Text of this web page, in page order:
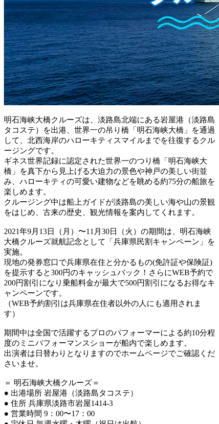
明石海峡大橋クルーズは、淡路島北端にある岩屋港（淡路島
タコステ）を出港、世界一の吊り橋「明石海峡大橋」を通過
して、北西海岸のハローキティスマイルまでを往復するクル
ージングです。
ギネス世界記録に認定された世界一のつり橋「明石海峡大
橋」を真下から見上げる大迫力の景色や神戸の美しい街並
み、ハローキティの可愛い建物などを眺める約75分の船旅を
楽しめます。
クルージング中は船上ガイドが淡路島の美しい海や山の景観
をはじめ、古来の歴史、観光情報を案内してくれます。
2021年9月13日（月）〜11月30日（火）の期間は、明石海峡
大橋クルーズ就航記念として「兵庫県民割キャンペーン」を
実施。
現地の発券窓口で兵庫県在住と分かるもの(免許証や保険証)
を提示すると300円のキャッシュバック！さらにWEB予約で
200円割引になり乗船料金が最大で500円割引になるお得なキ
ャンペーンです。
（WEB予約割引は兵庫県在住者以外の人にも適用されま
す）
期間中は全国で活躍するプロのパフォーマーによる約10分程
度のミニパフォーマンスショーが船内で楽しめます。
出演者は日替わりとなりますのでホームページでご確認くだ
さいませ。
＝ 明石海峡大橋クルーズ＝
● 出港場所 岩屋港（淡路島タコステ）
● 住所 兵庫県淡路市岩屋1414-3
● 営業時間 9：00〜17：00